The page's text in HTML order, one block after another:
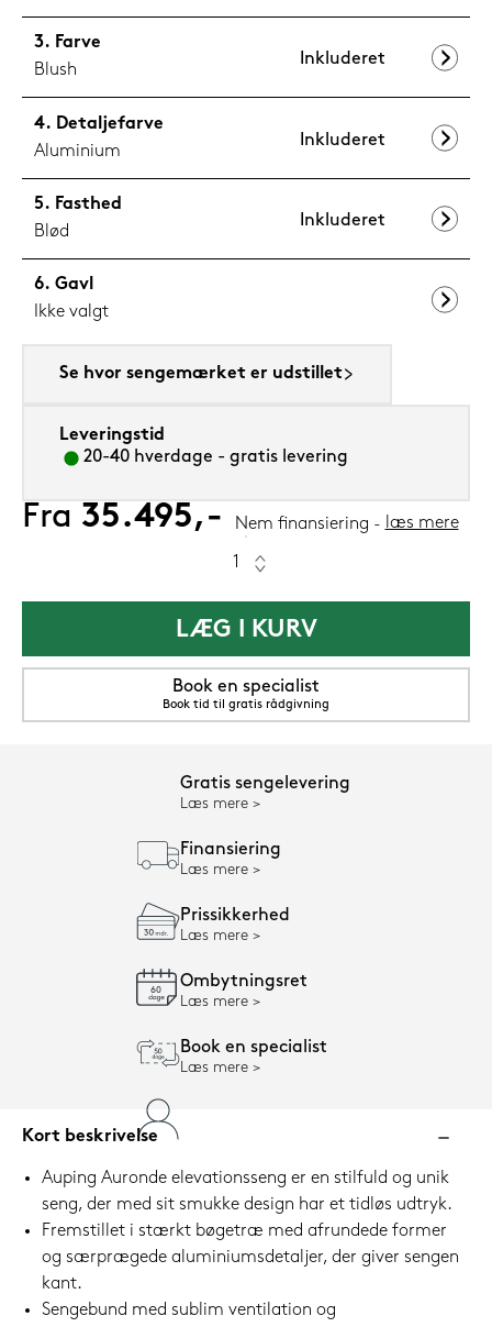
Farve
Blush
Inkluderet
Detaljefarve
Aluminium
Inkluderet
Fasthed
Blød
Inkluderet
Gavl
Ikke valgt
Se hvor sengemærket er udstillet
Leveringstid
20-40 hverdage - gratis levering
Fra 35.495,- Nem finansiering læs mere
LÆG I KURV
Book en specialist
Book tid til gratis rådgivning
Gratis sengelevering
Læs mere
Finansiering
Læs mere
Prissikkerhed
Læs mere
Ombytningsret
Læs mere
Book en specialist
Læs mere
Kort beskrivelse
Auping Auronde elevationsseng er en stilfuld og unik
seng, der med sit smukke design har et tidløs udtryk.
Fremstillet i stærkt bøgetræ med afrundede former
og særprægede aluminiumsdetaljer, der giver sengen
kant.
Sengebund med sublim ventilation og